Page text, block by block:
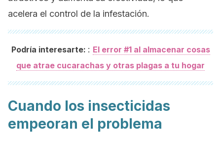
acelera el control de la infestación.
Podría interesarte: : El error #1 al almacenar cosas
que atrae cucarachas y otras plagas a tu hogar
Cuando los insecticidas
empeoran el problema